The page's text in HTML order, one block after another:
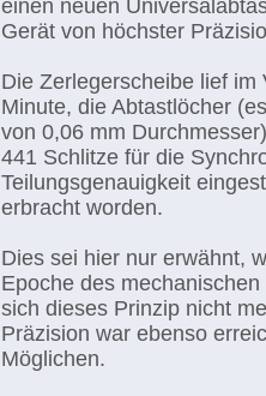
einen neuen
Gerät von höchster
Die Zerlegerscheibe lief
Minute, die Abtastlöcher
von 0,06 mm
441 Schlitze für die
Teilungsgenauigkeit
erbracht worden.
Dies sei hier nur erwähnt,
Epoche des
sich dieses Prinzip nicht
Präzision war ebenso
Möglichen.